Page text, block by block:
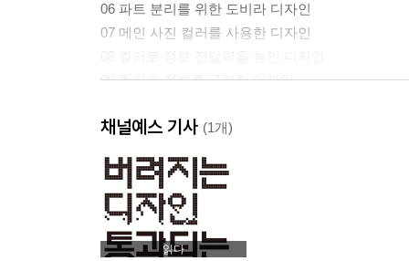
06 파트 분리를 위한 도비라 디자인
07 메인 사진 컬러를 사용한 디자인
09 컬러로 정보를 구분한 디자인
11 사진 색감을 조절한 디자인
13 포인트 컬러를 활용한 디자인
14 브랜드 아이덴티티를 더한 디자인
15 동일한 주제로 묶은 디자인
16 주제에 맞게 색상을 바꾼 디자인
채널예스 기사 (1개)
읽다